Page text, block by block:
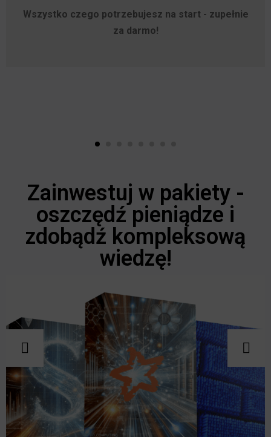
Wszystko czego potrzebujesz na start - zupełnie
za darmo!
Zainwestuj w pakiety -
oszczędź pieniądze i
zdobądź kompleksową
wiedzę!